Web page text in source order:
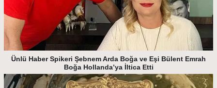
Ünlü Haber Spikeri Şebnem Arda Boğa ve Eşi Bülent Emrah
Boğa Hollanda’ya İltica Etti